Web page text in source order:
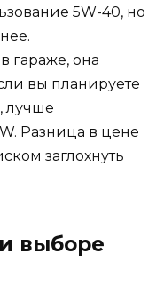
5W-40, но
гараже, она
вы планируете
лучше
Разница в цене
заглохнуть
выборе